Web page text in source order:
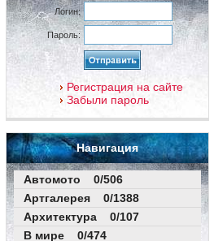
Логин:
Пароль:
Регистрация на сайте
Забыли пароль
Навигация
Автомото 0/506
Артгалерея 0/1388
Архитектура 0/107
В мире 0/474